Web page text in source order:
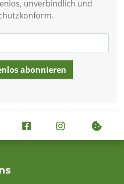
unverbindlich und